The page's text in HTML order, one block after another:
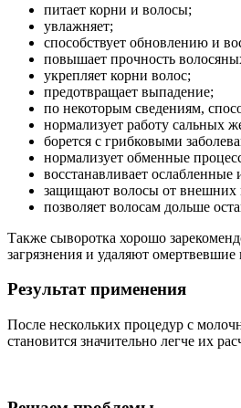
питает корни и волосы;
увлажняет;
способствует обновлению и
повышает прочность
укрепляет корни волос;
предотвращает выпадение;
по некоторым сведениям,
нормализует работу сальных
борется с грибковыми
нормализует обменные
восстанавливает
защищают волосы от внешних
позволяет волосам дольше
Также сыворотка хорошо
загрязнения и удаляют омертвевшие
Результат применения
После нескольких процедур с
становится значительно легче их